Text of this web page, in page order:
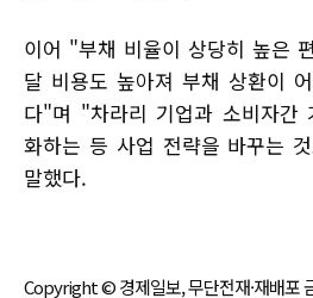
이어 "부채 비율이 상당히 높은
달 비용도 높아져 부채 상환이
다"며 "차라리 기업과 소비자간
화하는 등 사업 전략을 바꾸는
말했다.
Copyright © 경제일보, 무단전재·재배포